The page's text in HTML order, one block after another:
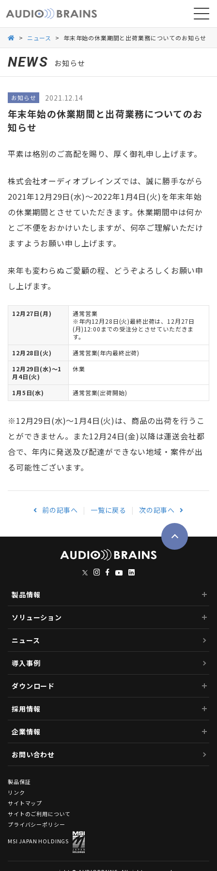
導入事例
お問い合わせ
> ニュース > 年末年始の休業期間と出荷業務についてのお知らせ
NEWS お知らせ
お知らせ 2021.12.14
年末年始の休業期間と出荷業務についてのお
知らせ
平素は格別のご高配を賜り、厚く御礼申し上げます。
株式会社オーディオブレインズでは、誠に勝手ながら
2021年12月29日(水)～2022年1月4日(火)を年末年始
の休業期間とさせていただきます。休業期間中は何か
とご不便をおかけいたしますが、何卒ご理解いただけ
ますようお願い申し上げます。
来年も変わらぬご愛顧の程、どうぞよろしくお願い申
し上げます。
12月27日(月)
通常営業
※年内12月28日(火)最終出荷は、12月27日
(月)12:00までの受注分とさせていただきま
す。
12月28日(火)
通常営業(年内最終出荷)
12月29日(水)～1
月4日(火)
休業
1月5日(水) 通常営業(出荷開始)
※12月29日(水)～1月4日(火)は、商品の出荷を行うこ
とができません。また12月24日(金)以降は運送会社都
合で、年内に発送及び配達ができない地域・案件が出
る可能性ございます。
前の記事へ 一覧に戻る 次の記事へ
製品情報
ソリューション
ニュース
導入事例
ダウンロード
採用情報
企業情報
お問い合わせ
製品保証
リンク
サイトマップ
サイトのご利用について
プライバシーポリシー
MSI JAPAN HOLDINGS